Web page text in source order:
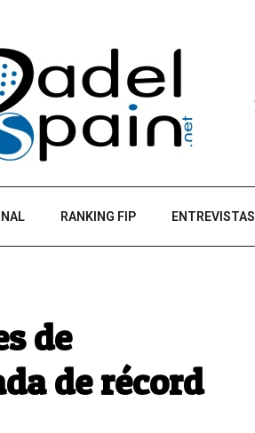
RANKING FIP ENTREVISTAS
de
de récord